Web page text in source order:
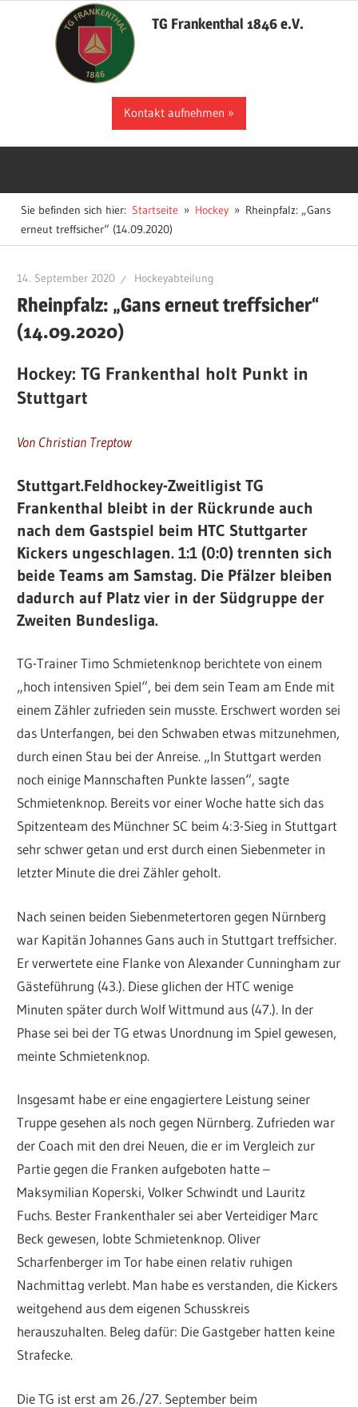
TG Frankenthal 1846 e.V.
Kontakt aufnehmen
Sie befinden sich hier: Startseite Hockey
Rheinpfalz: „Gans
erneut treffsicher“ (14.09.2020)
14. September 2020 Hockeyabteilung
Rheinpfalz: „Gans erneut treffsicher“
(14.09.2020)
Hockey: TG Frankenthal holt Punkt in
Stuttgart
Von Christian Treptow
Stuttgart.Feldhockey-Zweitligist TG
Frankenthal bleibt in der Rückrunde auch
nach dem Gastspiel beim HTC Stuttgarter
Kickers ungeschlagen. 1:1 (0:0) trennten sich
beide Teams am Samstag. Die Pfälzer bleiben
dadurch auf Platz vier in der Südgruppe der
Zweiten Bundesliga.
TG-Trainer Timo Schmietenknop berichtete von einem
„hoch intensiven Spiel“, bei dem sein Team am Ende mit
einem Zähler zufrieden sein musste. Erschwert worden sei
das Unterfangen, bei den Schwaben etwas mitzunehmen,
durch einen Stau bei der Anreise. „In Stuttgart werden
noch einige Mannschaften Punkte lassen“, sagte
Schmietenknop. Bereits vor einer Woche hatte sich das
Spitzenteam des Münchner SC beim 4:3-Sieg in Stuttgart
sehr schwer getan und erst durch einen Siebenmeter in
letzter Minute die drei Zähler geholt.
Nach seinen beiden Siebenmetertoren gegen Nürnberg
war Kapitän Johannes Gans auch in Stuttgart treffsicher.
Er verwertete eine Flanke von Alexander Cunningham zur
Gästeführung (43.). Diese glichen der HTC wenige
Minuten später durch Wolf Wittmund aus (47.). In der
Phase sei bei der TG etwas Unordnung im Spiel gewesen,
meinte Schmietenknop.
Insgesamt habe er eine engagiertere Leistung seiner
Truppe gesehen als noch gegen Nürnberg. Zufrieden war
der Coach mit den drei Neuen, die er im Vergleich zur
Partie gegen die Franken aufgeboten hatte –
Maksymilian Koperski, Volker Schwindt und Lauritz
Fuchs. Bester Frankenthaler sei aber Verteidiger Marc
Beck gewesen, lobte Schmietenknop. Oliver
Scharfenberger im Tor habe einen relativ ruhigen
Nachmittag verlebt. Man habe es verstanden, die Kickers
weitgehend aus dem eigenen Schusskreis
herauszuhalten. Beleg dafür: Die Gastgeber hatten keine
Strafecke.
Die TG ist erst am 26./27. September beim